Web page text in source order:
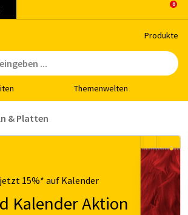
Pro­duk­te
The­men­wel­ten
& Plat­ten
15%* auf Kalender
Kalender Aktion